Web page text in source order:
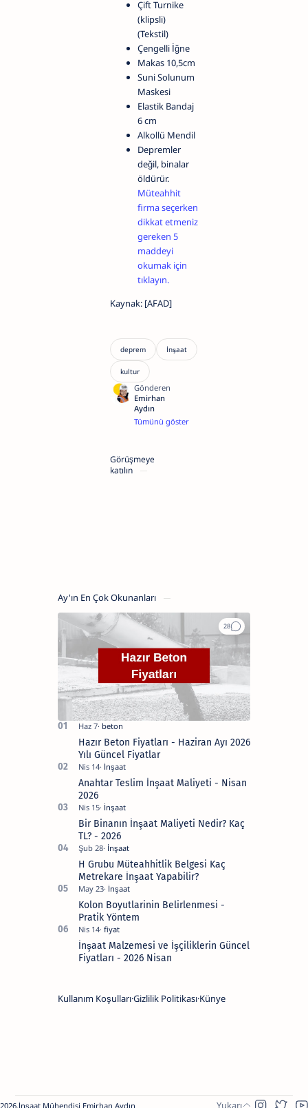
Çift Turnike
(klipsli)
(Tekstil)
Çengelli İğne
Makas 10,5cm
Suni Solunum
Maskesi
Elastik Bandaj
6 cm
Alkollü Mendil
Depremler
değil, binalar
öldürür.
Müteahhit
firma seçerken
dikkat etmeniz
gereken 5
maddeyi
okumak için
tıklayın.
Kaynak: [AFAD]
Merhaba,
inşaat
mühendisiyim
firması.
içerikler
sizlere
fayda
sağlanması
açısından
hazırlanmış
özenli
yazılardır.
Ancak
unutmayın
ki
işlerinde
bir
profesyonele
en
takılanları
Bana
sosyal
veya
buradan
Görüşmeye
katılın
Ay'ın En Çok Okunanları
Hazır Beton Fiyatları - Haziran Ayı 2026
Yılı Güncel Fiyatlar
Anahtar Teslim İnşaat Maliyeti - Nisan
2026
Bir Binanın İnşaat Maliyeti Nedir? Kaç
TL? - 2026
H Grubu Müteahhitlik Belgesi Kaç
Metrekare İnşaat Yapabilir?
Kolon Boyutlarinin Belirlenmesi -
Pratik Yöntem
İnşaat Malzemesi ve İşçiliklerin Güncel
Fiyatları - 2026 Nisan
Kullanım KoşullarıGizlilik Politikası Künye
2026.İnşaat Mühendisi Emirhan Aydın